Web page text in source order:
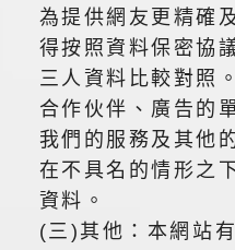
為提供網友更精確
得按照資料保密協
三人資料比較對照
合作伙伴、廣告的
我們的服務及其他
在不具名的情形之
資料。
(三)其他：本網站